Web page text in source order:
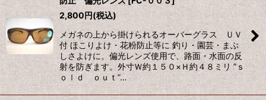
2,800円(税込)
メガネの上から掛けられるオーバーグラス ＵＶ
付 ほこりよけ・花粉防止等に 釣り・園芸・まぶ
しさよけに。偏光レンズ使用で、路面・水面の反
射を防ぎます。外寸Ｗ約１５０×Ｈ約４８ミリ ”ｓ
ｏｌｄ ｏｕｔ”…